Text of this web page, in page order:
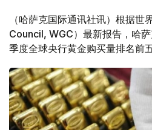
（哈萨克国际通讯社讯）根据
Council, WGC）最新报告，哈
季度全球央行黄金购买量排名前